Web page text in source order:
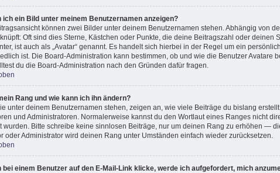
ich ein Bild unter meinem Benutzernamen anzeigen?
können zwei Bilder unter deinem Benutzernamen stehen. Abhängig von
Oft sind dies Sterne, Kästchen oder Punkte, die deine Beitragszahl oder deinen
ist auch als „Avatar“ genannt. Es handelt sich hierbei in der Regel um ein
ist. Die Board-Administration kann bestimmen, ob und wie die Benutzer Avatare
du die Board-Administration nach den Gründen dafür fragen.
Rang und wie kann ich ihn ändern?
unter deinem Benutzernamen stehen, zeigen an, wie viele Beiträge du bislang
und Administratoren. Normalerweise kannst du den Wortlaut eines Ranges nicht
wurden. Bitte schreibe keine sinnlosen Beiträge, nur um deinen Rang zu erhöhen —
oder Administrator wird deinen Rang unter Umständen einfach wieder zurücksetzen.
bei einem Benutzer auf den E-Mail-Link klicke, werde ich aufgefordert, mich